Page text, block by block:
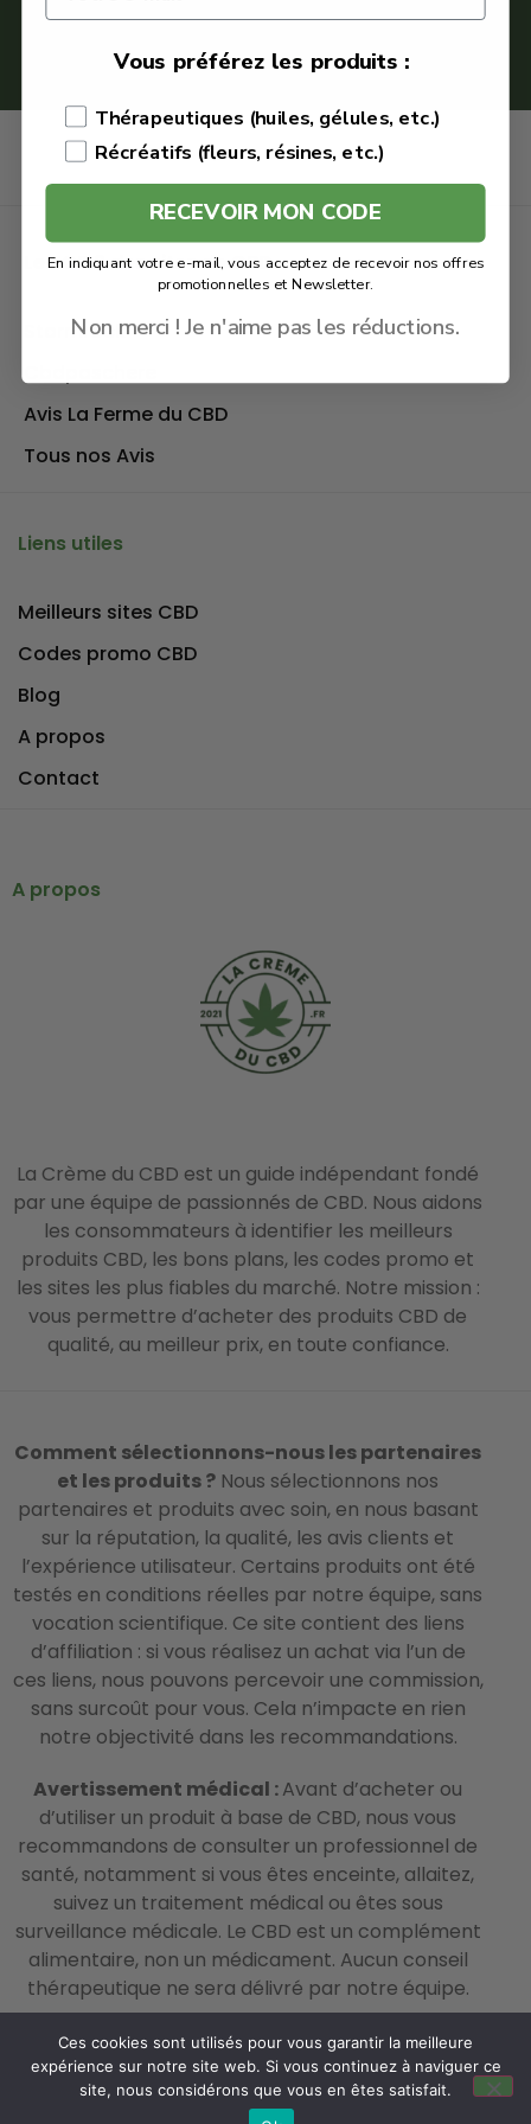
A propos
La Crème du CBD est un guide indépendant fondé
par une équipe de passionnés de CBD. Nous aidons
les consommateurs à identifier les meilleurs
produits CBD, les bons plans, les codes promo et
les sites les plus fiables du marché. Notre mission :
vous permettre d’acheter des produits CBD de
qualité, au meilleur prix, en toute confiance.
Liens utiles
Meilleurs sites CBD
Codes promo CBD
Blog
A propos
Contact
Le TOP 3 des sites de CBD
Stormrock
Avis La Ferme du CBD
Tous nos Avis
Comment sélectionnons-nous les partenaires
et les produits ? Nous sélectionnons nos
partenaires et produits avec soin, en nous basant
sur la réputation, la qualité, les avis clients et
l’expérience utilisateur. Certains produits ont été
testés en conditions réelles par notre équipe, sans
vocation scientifique. Ce site contient des liens
d’affiliation : si vous réalisez un achat via l’un de
ces liens, nous pouvons percevoir une commission,
sans surcoût pour vous. Cela n’impacte en rien
notre objectivité dans les recommandations.
Avertissement médical :Avant d’acheter ou
d’utiliser un produit à base de CBD, nous vous
recommandons de consulter un professionnel de
santé, notamment si vous êtes enceinte, allaitez,
suivez un traitement médical ou êtes sous
surveillance médicale. Le CBD est un complément
alimentaire, non un médicament. Aucun conseil
thérapeutique ne sera délivré par notre équipe.
© 2026 La Crème du CBD – All Rights Reserved –
Mentions Légales–Politique de confidentialité
Ces cookies sont utilisés pour vous garantir la meilleure
expérience sur notre site web. Si vous continuez à naviguer ce
site, nous considérons que vous en êtes satisfait.
Vous préférez les produits :
Thérapeutiques (huiles, gélules, etc.)
Récréatifs (fleurs, résines, etc.)
RECEVOIR MON CODE
En indiquant votre e-mail, vous acceptez de recevoir nos offres
promotionnelles et Newsletter.
Non merci ! Je n'aime pas les réductions.